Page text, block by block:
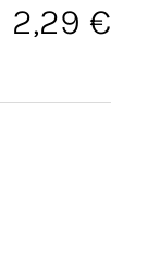
2,29 €